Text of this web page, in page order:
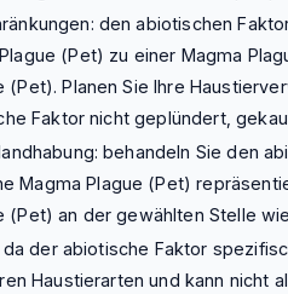
den abiotischen
(Pet) zu einer Magma
(Pet). Planen Sie Ihre
Faktor nicht geplündert,
behandeln Sie den
Magma Plague (Pet)
(Pet) an der gewählten Stelle
der abiotische Faktor
Haustierarten und kann nicht